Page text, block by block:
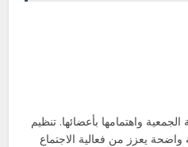
واهتمامها بأعضائها. تنظيم
يعزز من فعالية الاجتماع